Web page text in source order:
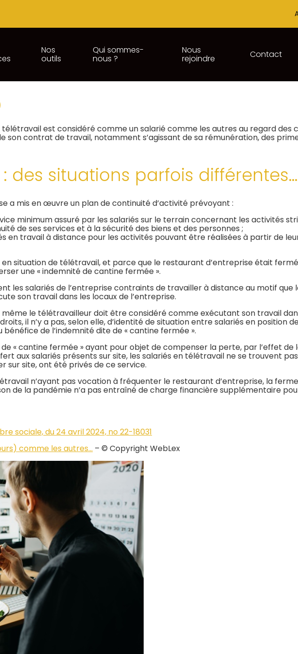
Nos
outils
Qui sommes-
nous ?
Nous
rejoindre Contact
TRAVAILLEUR (PAS TOUJOURS) COMME
télétravail est considéré comme un salarié comme les autres au regard des
son contrat de travail, notamment s’agissant de sa rémunération, des
des situations parfois différentes…
a mis en œuvre un plan de continuité d’activité prévoyant :
minimum assuré par les salariés sur le terrain concernant les activités
de ses services et à la sécurité des biens et des personnes ;
en travail à distance pour les activités pouvant être réalisées à partir de
en situation de télétravail, et parce que le restaurant d’entreprise était
une « indemnité de cantine fermée ».
les salariés de l’entreprise contraints de travailler à distance au motif que
son travail dans les locaux de l’entreprise.
même le télétravailleur doit être considéré comme exécutant son travail
il n’y a pas, selon elle, d’identité de situation entre salariés en position
de l’indemnité dite de « cantine fermée ».
de « cantine fermée » ayant pour objet de compenser la perte, par l’effet de
aux salariés présents sur site, les salariés en télétravail ne se trouvent
sur site, ont été privés de ce service.
n’ayant pas vocation à fréquenter le restaurant d’entreprise, la
de la pandémie n’a pas entraîné de charge financière supplémentaire
sociale, du 24 avril 2024, no 22-18031
comme les autres… – © Copyright WebLex